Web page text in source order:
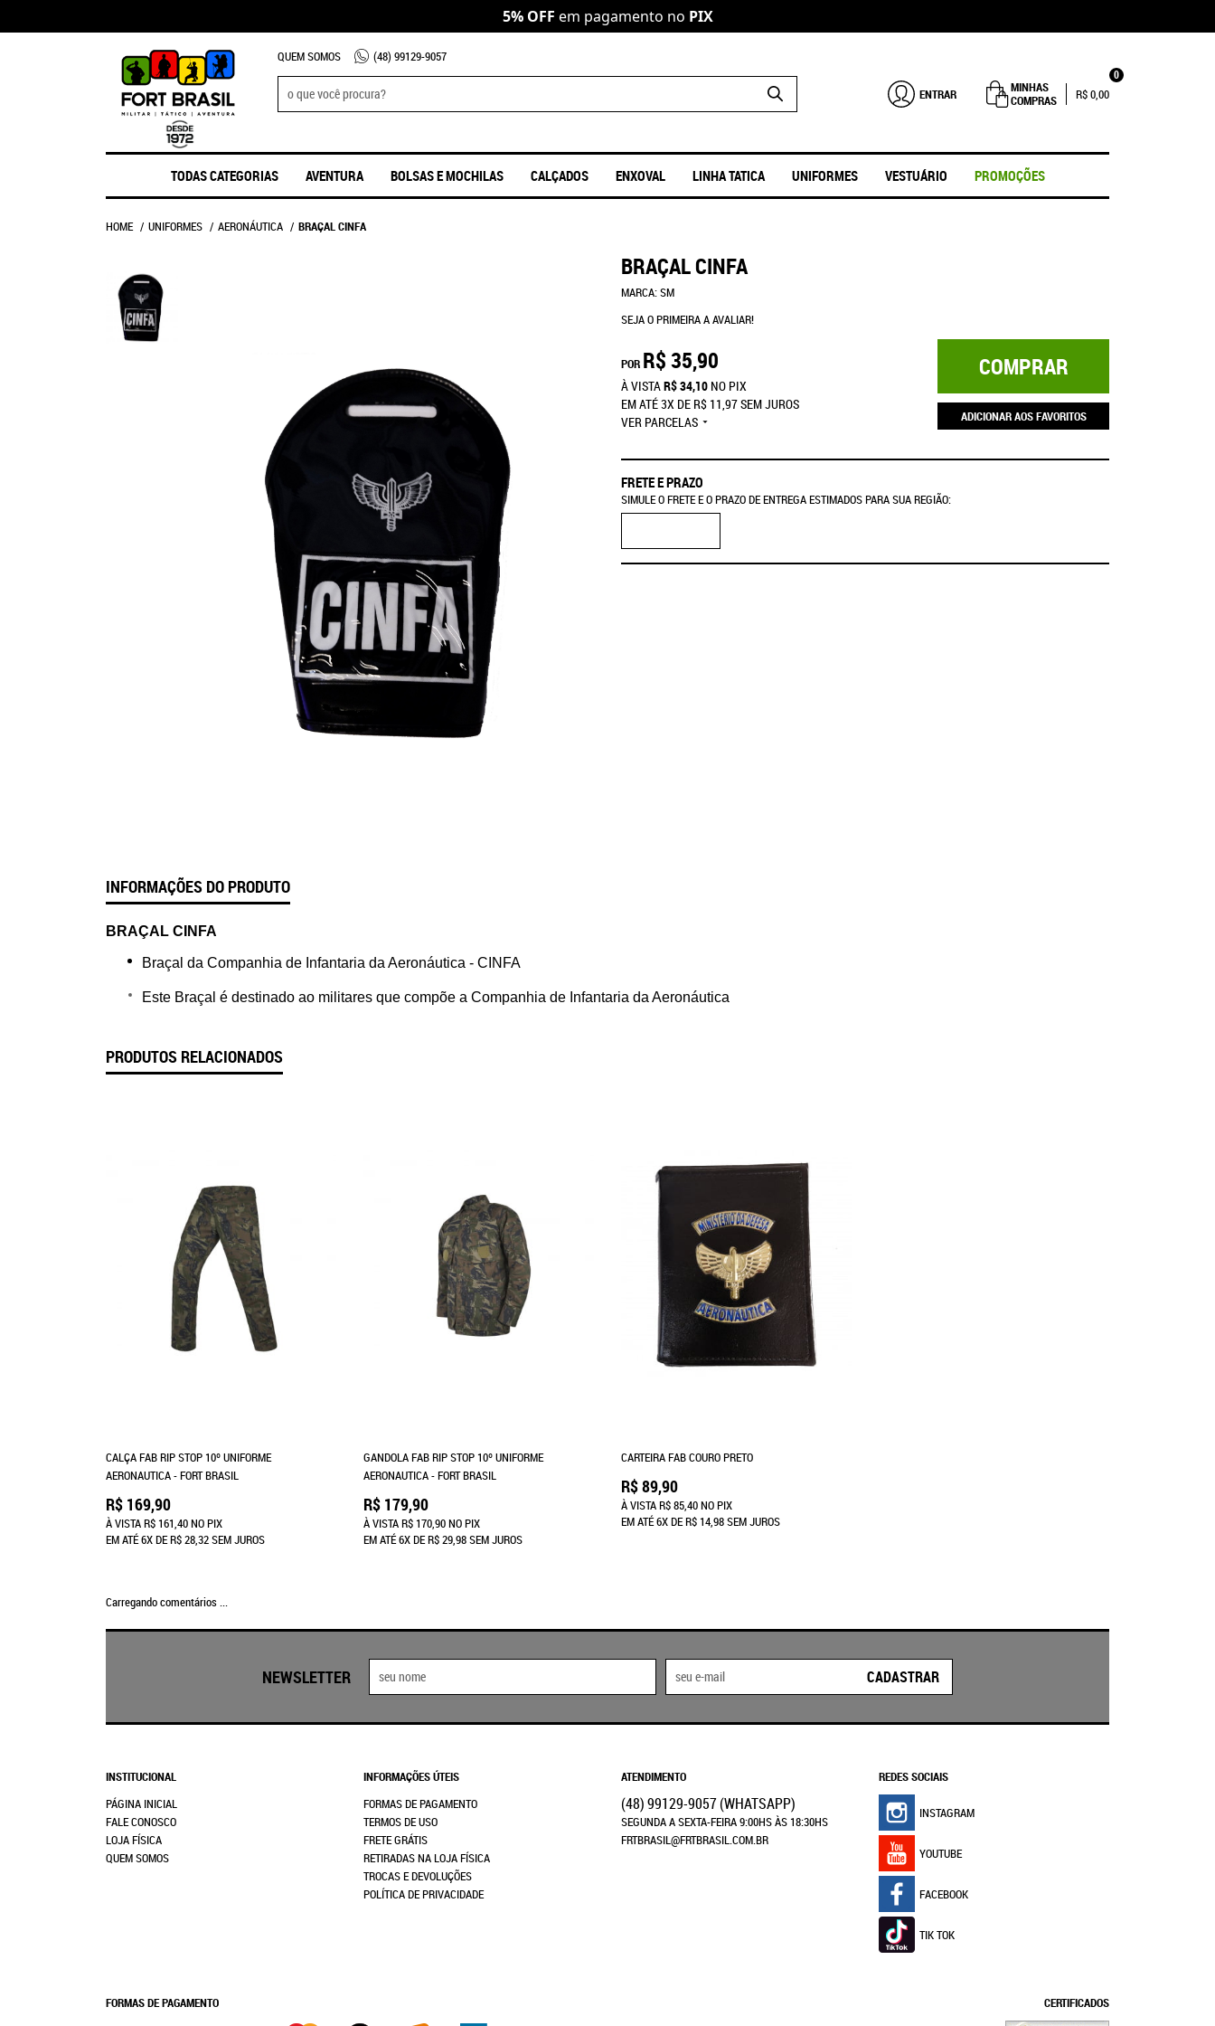
5% OFF em pagamento no PIX
QUEM SOMOS (48) 99129-9057
ENTRAR
MINHAS
COMPRAS
0
R$ 0,00
TODAS CATEGORIAS AVENTURA BOLSAS E MOCHILAS CALÇADOS ENXOVAL LINHA TATICA UNIFORMES VESTUÁRIO PROMOÇÕES
HOME UNIFORMES AERONÁUTICA BRAÇAL CINFA
BRAÇAL CINFA
MARCA:SM
SEJA O PRIMEIRA A AVALIAR!
POR R$ 35,90
À VISTAR$ 34,10 NO PIX
EM ATÉ3X DE R$ 11,97SEM JUROS
VER PARCELAS
COMPRAR
ADICIONAR AOS FAVORITOS
FRETE E PRAZO
SIMULE O FRETE E O PRAZO DE ENTREGA ESTIMADOS PARA SUA REGIÃO:
INFORMAÇÕES DO PRODUTO
BRAÇAL CINFA
Braçal da Companhia de Infantaria da Aeronáutica - CINFA
Este Braçal é destinado ao militares que compõe a Companhia de Infantaria da Aeronáutica
PRODUTOS RELACIONADOS
CALÇA FAB RIP STOP 10º UNIFORME
AERONAUTICA - FORT BRASIL
R$ 169,90
À VISTAR$ 161,40NO PIX
EM ATÉ6XDER$ 28,32SEM JUROS
GANDOLA FAB RIP STOP 10º UNIFORME
AERONAUTICA - FORT BRASIL
R$ 179,90
À VISTAR$ 170,90NO PIX
EM ATÉ6XDER$ 29,98SEM JUROS
CARTEIRA FAB COURO PRETO
R$ 89,90
À VISTAR$ 85,40NO PIX
EM ATÉ6XDER$ 14,98SEM JUROS
Carregando comentários ...
NEWSLETTER CADASTRAR
INSTITUCIONAL
PÁGINA INICIAL
FALE CONOSCO
LOJA FÍSICA
QUEM SOMOS
INFORMAÇÕES ÚTEIS
FORMAS DE PAGAMENTO
TERMOS DE USO
FRETE GRÁTIS
RETIRADAS NA LOJA FÍSICA
TROCAS E DEVOLUÇÕES
POLÍTICA DE PRIVACIDADE
ATENDIMENTO
(48)99129-9057(WHATSAPP)
SEGUNDA A SEXTA-FEIRA 9:00HS ÀS 18:30HS
FRTBRASIL@FRTBRASIL.COM.BR
REDES SOCIAIS
INSTAGRAM
YOUTUBE
FACEBOOK
TIK TOK
FORMAS DE PAGAMENTO CERTIFICADOS